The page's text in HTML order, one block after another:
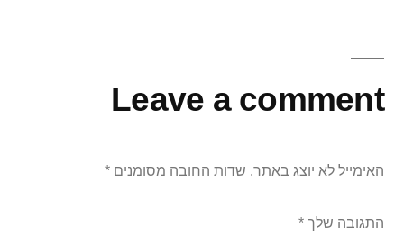
Leave a comment
האימייל לא יוצג באתר. שדות החובה מסומנים *
התגובה שלך *